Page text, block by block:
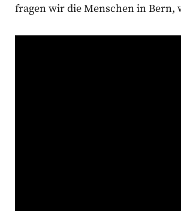
fragen wir die Menschen in Bern,